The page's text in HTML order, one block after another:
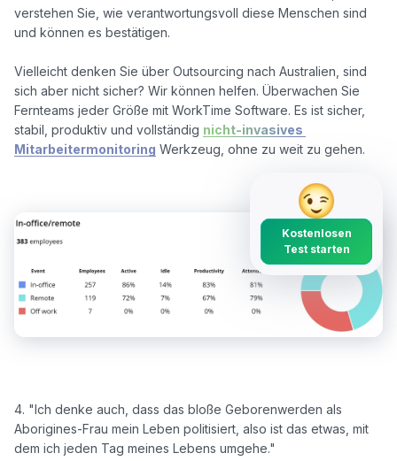
verstehen Sie, wie verantwortungsvoll diese Menschen sind
und können es bestätigen.
Vielleicht denken Sie über Outsourcing nach Australien, sind
sich aber nicht sicher? Wir können helfen. Überwachen Sie
Fernteams jeder Größe mit WorkTime Software. Es ist sicher,
stabil, produktiv und vollständig nicht-invasives
Mitarbeitermonitoring
Kostenlosen
Test starten
4. "Ich denke auch, dass das bloße Geborenwerden als
Aborigines-Frau mein Leben politisiert, also ist das etwas, mit